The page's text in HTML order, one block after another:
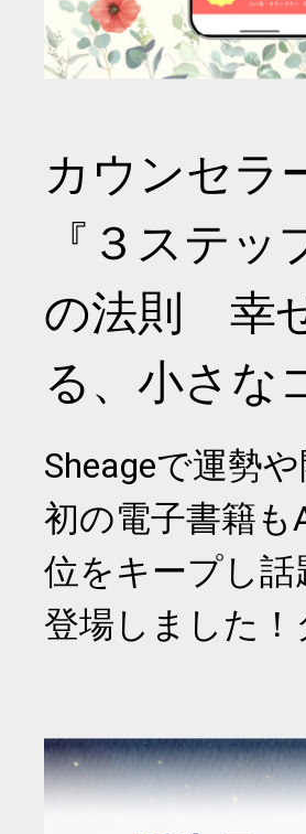
カウンセラ
『３ステ
の法則 幸
る、小さな
Sheageで運勢
初の電子書籍
位をキープし
登場しました